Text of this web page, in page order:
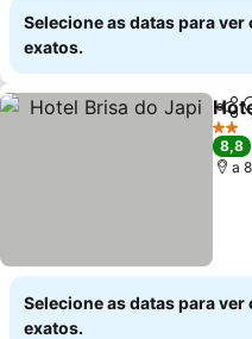
Selecione as datas para ver
exatos.
2
8,8
a
Selecione as datas para ver
exatos.